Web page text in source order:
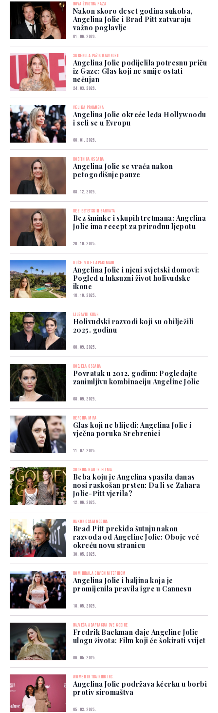
NOVA ŽIVOTNA FAZA
Nakon skoro deset godina sukoba,
Angelina Jolie i Brad Pitt zatvaraju
važno poglavlje
01. 06. 2026.
SKRENULA PAŽNJU JAVNOSTI
Angelina Jolie podijelila potresnu priču
iz Gaze: Glas koji ne smije ostati
nečujan
24. 03. 2026.
VELIKA PROMJENA
Angelina Jolie okreće leđa Hollywoodu
i seli se u Evropu
06. 01. 2026.
DOBITNICA OSCARA
Angelina Jolie se vraća nakon
petogodišnje pauze
08. 12. 2025.
BEZ ESTETSKIH ZAHVATA
Bez šminke i skupih tretmana: Angelina
Jolie ima recept za prirodnu ljepotu
20. 10. 2025.
KUĆE, VILE I APARTMANI
Angelina Jolie i njeni svjetski domovi:
Pogled u luksuzni život holivudske
ikone
18. 10. 2025.
LJUBAVNI KRAH
Holivudski razvodi koji su obilježili
2025. godinu
08. 09. 2025.
DODJELA OSCARA
Povratak u 2012. godinu: Pogledajte
zanimljivu kombinaciju Angeline Jolie
08. 09. 2025.
HEROINA MIRA
Glas koji ne blijedi: Angelina Jolie i
vječna poruka Srebrenici
11. 07. 2025.
SUDBINA KAO IZ FILMA
Beba koju je Angelina spasila danas
nosi raskošan prsten: Da li se Zahara
Jolie-Pitt vjerila?
12. 06. 2025.
NAKON OSAM GODINA
Brad Pitt prekida šutnju nakon
razvoda od Angeline Jolie: Oboje već
okreću novu stranicu
30. 05. 2025.
DOMINIRALA CRVENIM TEPIHOM
Angelina Jolie i haljina koja je
promijenila pravila igre u Cannesu
18. 05. 2025.
NAJVEĆA ADAPTACIJA OVE GODINE
Fredrik Backman daje Angeline Jolie
ulogu života: Film koji će šokirati svijet
06. 05. 2025.
WOMEN IN TRAINING INC.
Angelina Jolie podržava kćerku u borbi
protiv siromaštva
05. 03. 2025.